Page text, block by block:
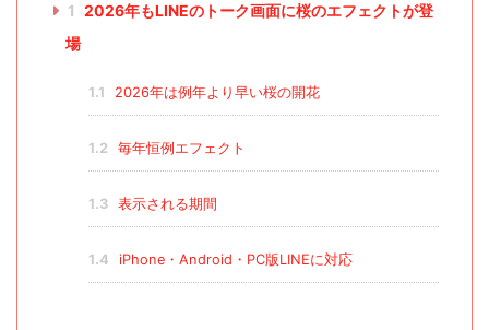
1 2026年もLINEのトーク画面に桜のエフェクトが登
場
1.1 2026年は例年より早い桜の開花
1.2 毎年恒例エフェクト
1.3 表示される期間
1.4 iPhone・Android・PC版LINEに対応